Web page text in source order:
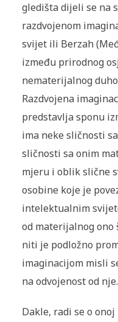
gledišta dijeli se na
razdvojenom
svijet ili Berzah
između prirodnog
nematerijalnog
Razdvojena
predstavlja sponu
ima neke sličnosti
sličnosti sa onim
mjeru i oblik slične
osobine koje je
intelektualnim
od materijalnog
niti je podložno
imaginacijom misli
na odvojenost od nje.
Dakle, radi se o